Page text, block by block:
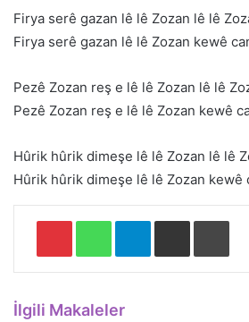
Firya serê gazan lê lê Zozan lê lê
Firya serê gazan lê lê Zozan kewê
Pezê Zozan reş e lê lê Zozan lê lê
Pezê Zozan reş e lê lê Zozan kewê
Hûrik hûrik dimeşe lê lê Zozan lê lê
Hûrik hûrik dimeşe lê lê Zozan kewê
PinterestWhatsAppTelegramE-Posta ile paylaş Yazdır
İlgili Makaleler